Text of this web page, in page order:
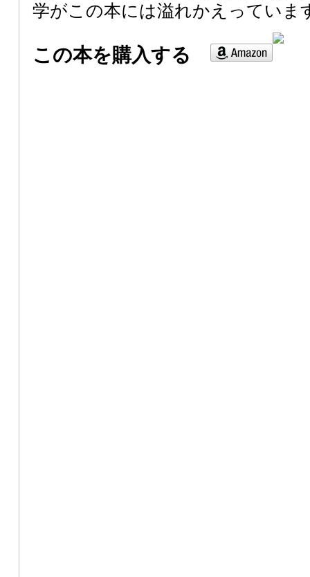
学がこの本には溢れかえっていま
この本を購入する